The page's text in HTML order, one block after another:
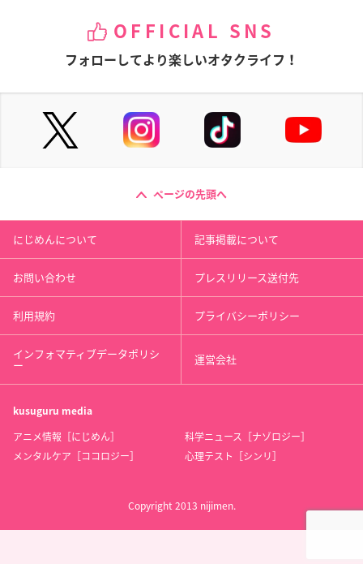
OFFICIAL SNS
フォローしてより楽しいオタクライフ！
ページの先頭へ
にじめんについて 記事掲載について
お問い合わせ プレスリリース送付先
利用規約 プライバシーポリシー
インフォマティブデータポリシ
ー 運営会社
kusuguru media
アニメ情報［にじめん］
科学ニュース［ナゾロジー］
メンタルケア［ココロジー］
心理テスト［シンリ］
Copyright 2013 nijimen.